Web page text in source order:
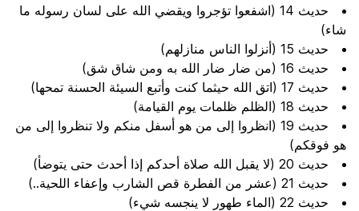
حديث 14 (اشفعوا تؤجروا ويقضي الله على لسان رسوله ما
شاء)
حديث 15 (أنزلوا الناس منازلهم)
حديث 16 (من ضار ضار الله به ومن شاق شق)
حديث 17 (اتق الله حيثما كنت وأتبع السيئة الحسنة تمحها)
حديث 18 (الظلم ظلمات يوم القيامة)
حديث 19 (انظروا إلى من هو أسفل منكم ولا تنظروا إلى من
هو فوقكم)
حديث 20 (لا يقبل الله صلاة أحدكم إذا أحدث حتى يتوضأ)
حديث 21 (عشر من الفطرة قص الشارب وإعفاء اللحية..)
حديث 22 (الماء طهور لا ينجسه شيء)